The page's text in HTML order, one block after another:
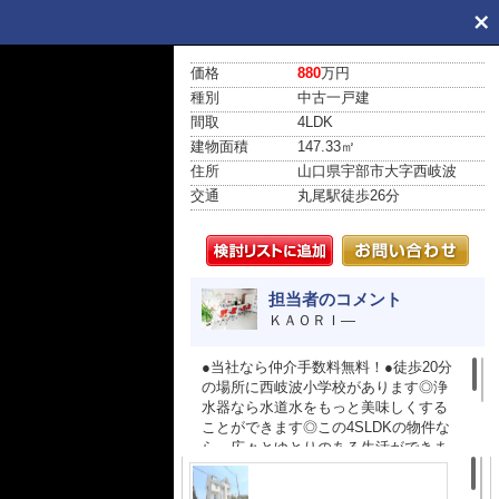
価格 880万円
種別
中古一戸建
間取
4LDK
建物面積
147.33㎡
住所
山口県宇部市大字西岐波
交通
丸尾駅徒歩26分
担当者のコメント
ＫＡＯＲＩ―
●当社なら仲介手数料無料！●徒歩20分
の場所に西岐波小学校があります◎浄
水器なら水道水をもっと美味しくする
ことができます◎この4SLDKの物件な
ら、広々とゆとりのある生活ができま
す◎納得の価格帯である、購入価格880
万円の物件は経済的です◎快適な生活